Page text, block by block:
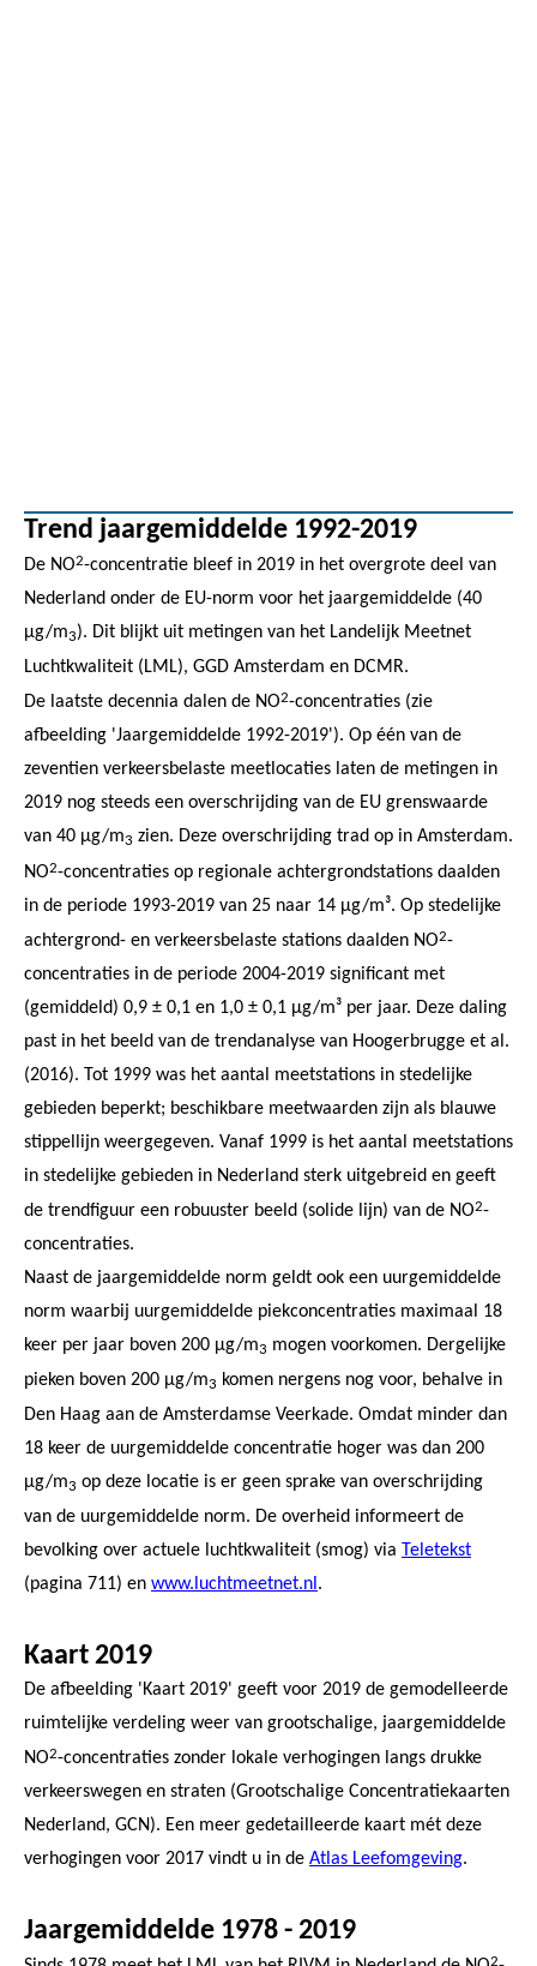
Trend jaargemiddelde 1992-2019
De NO2-concentratie bleef in 2019 in het overgrote deel van
Nederland onder de EU-norm voor het jaargemiddelde (40
µg/m3). Dit blijkt uit metingen van het Landelijk Meetnet
Luchtkwaliteit (LML), GGD Amsterdam en DCMR.
De laatste decennia dalen de NO2-concentraties (zie
afbeelding 'Jaargemiddelde 1992-2019'). Op één van de
zeventien verkeersbelaste meetlocaties laten de metingen in
2019 nog steeds een overschrijding van de EU grenswaarde
van 40 µg/m3 zien. Deze overschrijding trad op in Amsterdam.
NO2-concentraties op regionale achtergrondstations daalden
in de periode 1993-2019 van 25 naar 14 µg/m³. Op stedelijke
achtergrond- en verkeersbelaste stations daalden NO2-
concentraties in de periode 2004-2019 significant met
(gemiddeld) 0,9 ± 0,1 en 1,0 ± 0,1 µg/m³ per jaar. Deze daling
past in het beeld van de trendanalyse van Hoogerbrugge et al.
(2016). Tot 1999 was het aantal meetstations in stedelijke
gebieden beperkt; beschikbare meetwaarden zijn als blauwe
stippellijn weergegeven. Vanaf 1999 is het aantal meetstations
in stedelijke gebieden in Nederland sterk uitgebreid en geeft
de trendfiguur een robuuster beeld (solide lijn) van de NO2-
concentraties.
Naast de jaargemiddelde norm geldt ook een uurgemiddelde
norm waarbij uurgemiddelde piekconcentraties maximaal 18
keer per jaar boven 200 µg/m3 mogen voorkomen. Dergelijke
pieken boven 200 µg/m3 komen nergens nog voor, behalve in
Den Haag aan de Amsterdamse Veerkade. Omdat minder dan
18 keer de uurgemiddelde concentratie hoger was dan 200
µg/m3 op deze locatie is er geen sprake van overschrijding
van de uurgemiddelde norm. De overheid informeert de
bevolking over actuele luchtkwaliteit (smog) via Teletekst
(pagina 711) en www.luchtmeetnet.nl .
Kaart 2019
De afbeelding 'Kaart 2019' geeft voor 2019 de gemodelleerde
ruimtelijke verdeling weer van grootschalige, jaargemiddelde
NO2-concentraties zonder lokale verhogingen langs drukke
verkeerswegen en straten (Grootschalige Concentratiekaarten
Nederland, GCN). Een meer gedetailleerde kaart mét deze
verhogingen voor 2017 vindt u in de Atlas Leefomgeving.
Jaargemiddelde 1978 - 2019
2